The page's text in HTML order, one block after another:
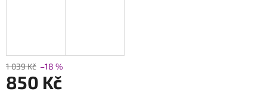
1 039 Kč –18 %
850 Kč